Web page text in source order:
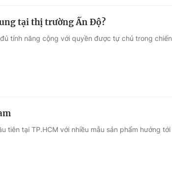
tại thị trường Ấn Độ?
tính năng cộng với quyền được tự chủ trong chiến
tiên tại TP.HCM với nhiều mẫu sản phẩm hướng tới